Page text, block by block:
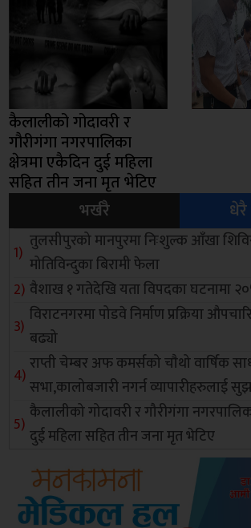
कैलालीको गोदावरी र
गौरीगंगा नगरपालिका
क्षेत्रमा एकैदिन दुई महिला
सहित तीन जना मृत भेटिए
भर्खरै
तुलसीपुरको मानपुरमा निःशुल्क आँखा
मोतिविन्दुका बिरामी फेला
वैशाख १ गतेदेखि यता विपदका घटनामा
विराटनगरमा पोडवे निर्माण प्रक्रिया
बढ्यो
राप्ती चेम्बर अफ कमर्सको चाैथो वार्षिक
सभा,कालोबजारी नगर्न व्यापारीहरुलाई
कैलालीको गोदावरी र गौरीगंगा
दुई महिला सहित तीन जना मृत भेटिए